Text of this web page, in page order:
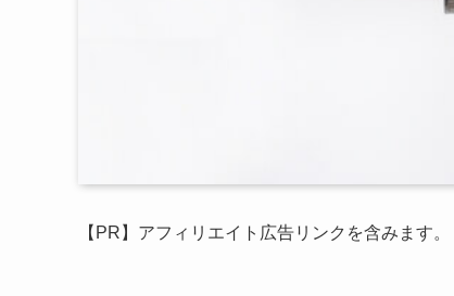
【PR】アフィリエイト広告リンクを含みます。